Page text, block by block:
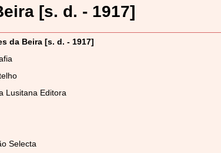
[s. d. - 1917]
da Beira [s. d. - 1917]
Lusitana Editora
Selecta